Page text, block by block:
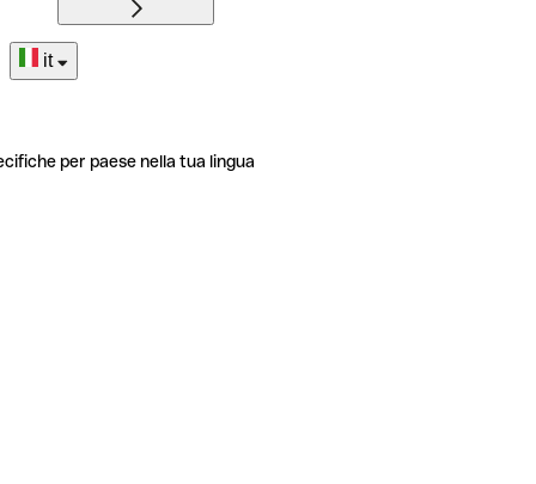
it
per paese nella tua lingua